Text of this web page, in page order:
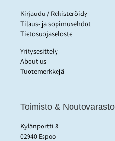
Kirjaudu / Rekisteröidy
Tilaus- ja sopimusehdot
Tietosuojaseloste
Yritysesittely
About us
Tuotemerkkejä
Toimisto & Noutovarasto
Kylänportti 8
02940 Espoo